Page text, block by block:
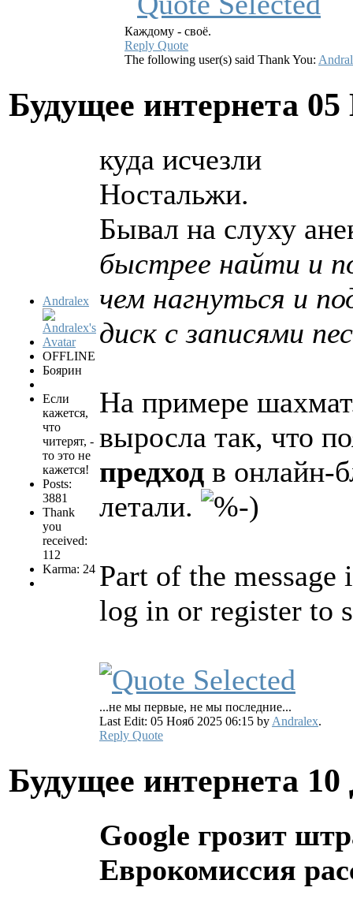
Каждому - своё.
Reply Quote
The following user(s) said Thank You:
Будущее интернета 05
Andralex
OFFLINE
Боярин
Если
кажется,
что
читерят, -
то это не
кажется!
Posts:
3881
Thank
you
received:
112
Karma: 24
куда исчезли
Ностальжи.
Бывал на слуху
быстрее найти и
чем нагнуться и
диск с записями
На примере
выросла так, что
предход в онлайн-
летали.
Part of the message
log in or register to
...не мы первые, не мы последние...
Last Edit: 05 Нояб 2025 06:15 by Andralex.
Reply Quote
Будущее интернета 10
Google грозит
Еврокомиссия